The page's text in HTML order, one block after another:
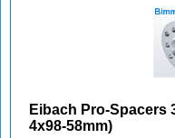
Eibach Pro-Spacers
4x98-58mm)